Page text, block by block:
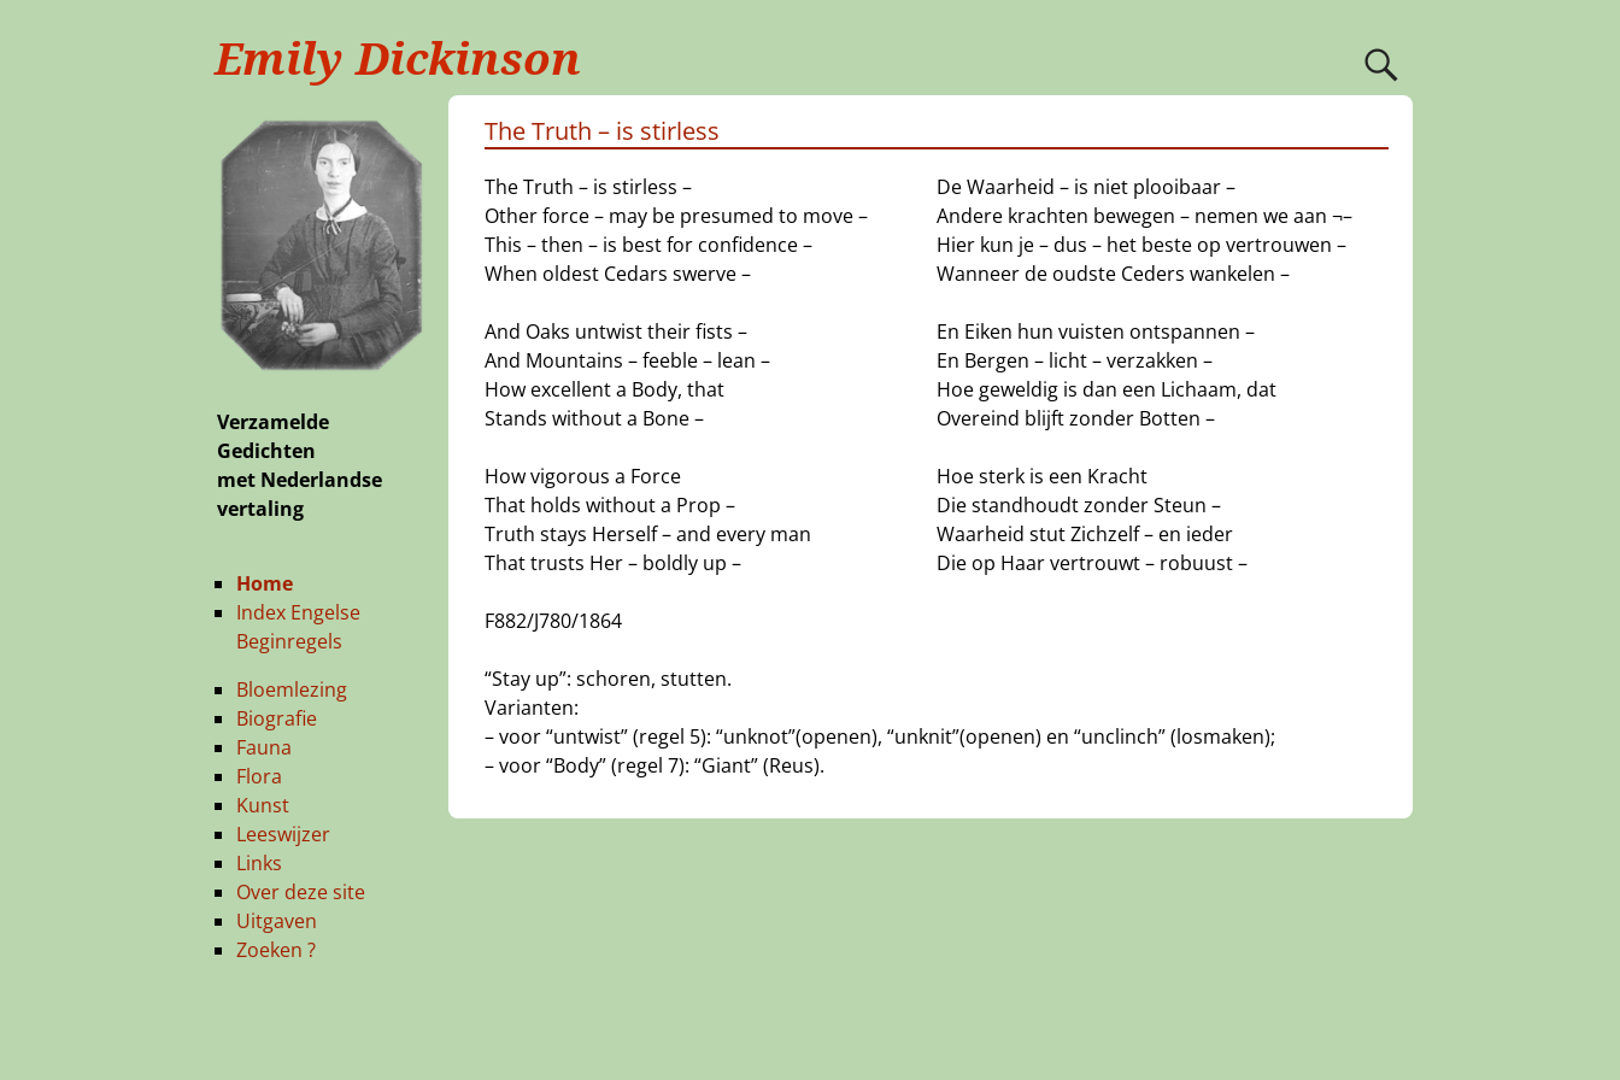
Emily Dickinson
The Truth – is stirless
The Truth – is stirless –
Other force – may be presumed to move –
This – then – is best for confidence –
When oldest Cedars swerve –
And Oaks untwist their fists –
And Mountains – feeble – lean –
How excellent a Body, that
Stands without a Bone –
How vigorous a Force
That holds without a Prop –
Truth stays Herself – and every man
That trusts Her – boldly up –
F882/J780/1864
De Waarheid – is niet plooibaar –
Andere krachten bewegen – nemen we aan ¬–
Hier kun je – dus – het beste op vertrouwen –
Wanneer de oudste Ceders wankelen –
En Eiken hun vuisten ontspannen –
En Bergen – licht – verzakken –
Hoe geweldig is dan een Lichaam, dat
Overeind blijft zonder Botten –
Hoe sterk is een Kracht
Die standhoudt zonder Steun –
Waarheid stut Zichzelf – en ieder
Die op Haar vertrouwt – robuust –
“Stay up”: schoren, stutten.
Varianten:
– voor “untwist” (regel 5): “unknot”(openen), “unknit”(openen) en “unclinch” (losmaken);
– voor “Body” (regel 7): “Giant” (Reus).
Verzamelde
Gedichten
met Nederlandse
vertaling
Home
Index Engelse
Beginregels
Bloemlezing
Biografie
Fauna
Flora
Kunst
Leeswijzer
Links
Over deze site
Uitgaven
Zoeken ?